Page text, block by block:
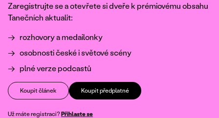
Zaregistrujte se a otevřete si dveře k prémiovému obsahu
Tanečních aktualit:
rozhovory a medailonky
osobnosti české i světové scény
plné verze podcastů
Koupit článek Koupit předplatné
Už máte registraci?Přihlaste se